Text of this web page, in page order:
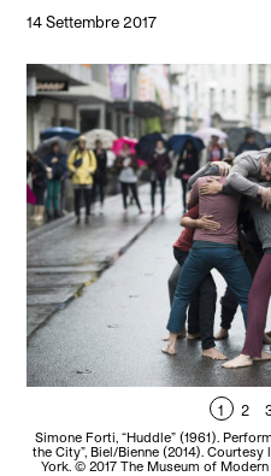
14 Settembre 2017
1 2
Simone Forti, “Huddle” (1961).
the City”, Biel/Bienne (2014).
York. © 2017 The Museum of